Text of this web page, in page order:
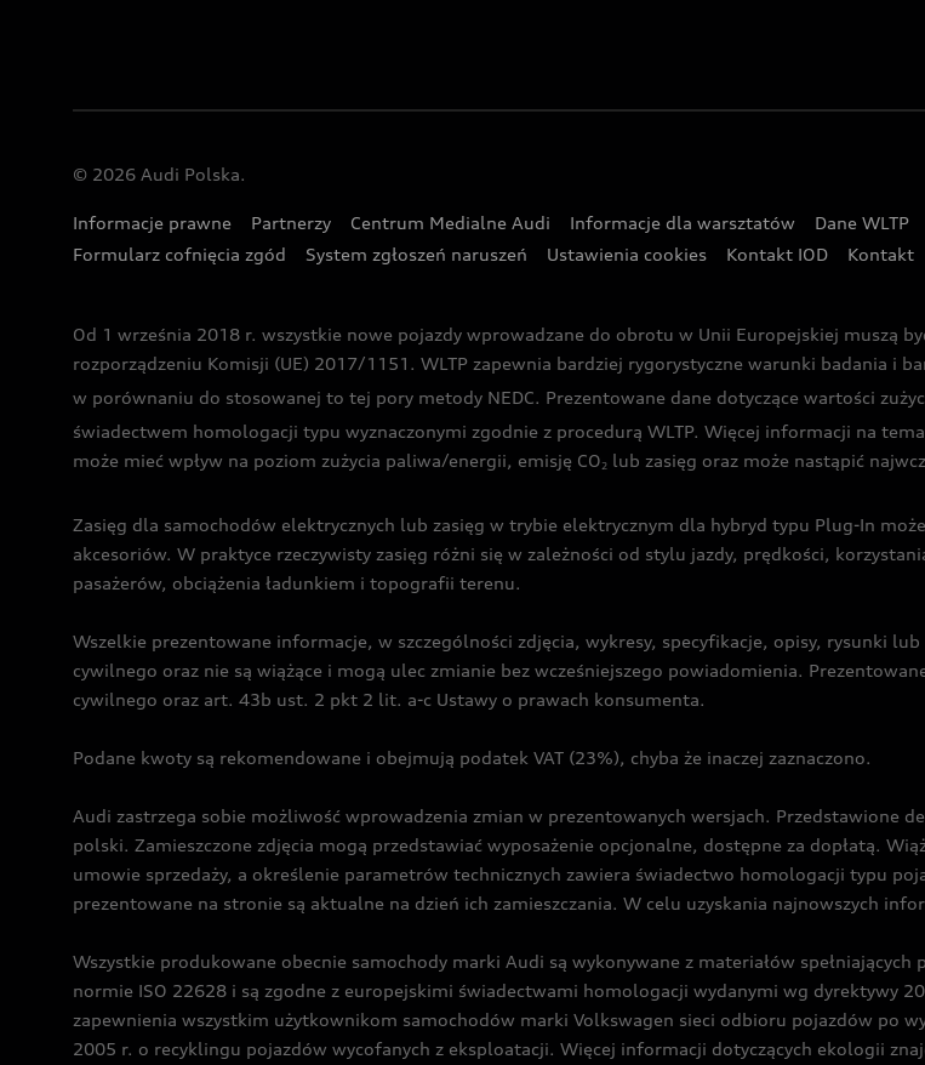
© 2026 Audi Polska.
Informacje prawne Partnerzy Centrum Medialne Audi Informacje dla warsztatów Dane WLTP
Formularz cofnięcia zgód
System zgłoszeń naruszeń Ustawienia cookies Kontakt IOD Kontakt
Od 1 września 2018 r. wszystkie nowe pojazdy wprowadzane do obrotu w Unii Europejskiej muszą
rozporządzeniu Komisji (UE) 2017/1151. WLTP zapewnia bardziej rygorystyczne warunki badania i
w porównaniu do stosowanej to tej pory metody NEDC. Prezentowane dane dotyczące wartości
świadectwem homologacji typu wyznaczonymi zgodnie z procedurą WLTP. Więcej informacji na
może mieć wpływ na poziom zużycia paliwa/energii, emisję CO2 lub zasięg oraz może nastąpić
Zasięg dla samochodów elektrycznych lub zasięg w trybie elektrycznym dla hybryd typu Plug-In
akcesoriów. W praktyce rzeczywisty zasięg różni się w zależności od stylu jazdy, prędkości,
pasażerów, obciążenia ładunkiem i topografii terenu.
Wszelkie prezentowane informacje, w szczególności zdjęcia, wykresy, specyfikacje, opisy, rysunki
cywilnego oraz nie są wiążące i mogą ulec zmianie bez wcześniejszego powiadomienia.
cywilnego oraz art. 43b ust. 2 pkt 2 lit. a-c Ustawy o prawach konsumenta.
Podane kwoty są rekomendowane i obejmują podatek VAT (23%), chyba że inaczej zaznaczono.
Audi zastrzega sobie możliwość wprowadzenia zmian w prezentowanych wersjach. Przedstawione
polski. Zamieszczone zdjęcia mogą przedstawiać wyposażenie opcjonalne, dostępne za dopłatą.
umowie sprzedaży, a określenie parametrów technicznych zawiera świadectwo homologacji typu
prezentowane na stronie są aktualne na dzień ich zamieszczania. W celu uzyskania najnowszych
Wszystkie produkowane obecnie samochody marki Audi są wykonywane z materiałów
normie ISO 22628 i są zgodne z europejskimi świadectwami homologacji wydanymi wg dyrektywy
zapewnienia wszystkim użytkownikom samochodów marki Volkswagen sieci odbioru pojazdów po
2005 r. o recyklingu pojazdów wycofanych z eksploatacji. Więcej informacji dotyczących ekologii